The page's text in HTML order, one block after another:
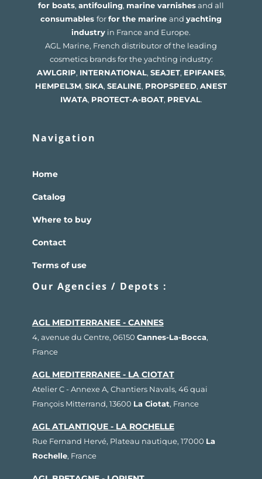
for boats, antifouling, marine varnishesand all
consumables forfor the marine and yachting
industry in France and Europe.
AGL Marine, French distributor of the leading
cosmetics brands for the yachting industry:
AWLGRIP, INTERNATIONAL, SEAJET, EPIFANES,
HEMPEL3M, SIKA, SEALINE, PROPSPEED, ANEST
IWATA, PROTECT-A-BOAT, PREVAL.
Navigation
Home
Catalog
Where to buy
Contact
Terms of use
Our Agencies / Depots :
AGL MEDITERRANEE - CANNES
4, avenue du Centre, 06150 Cannes-La-Bocca,
France
AGL MEDITERRANEE - LA CIOTAT
Atelier C - Annexe A, Chantiers Navals, 46 quai
François Mitterrand, 13600 La Ciotat, France
AGL ATLANTIQUE - LA ROCHELLE
Rue Fernand Hervé, Plateau nautique, 17000 La
Rochelle, France